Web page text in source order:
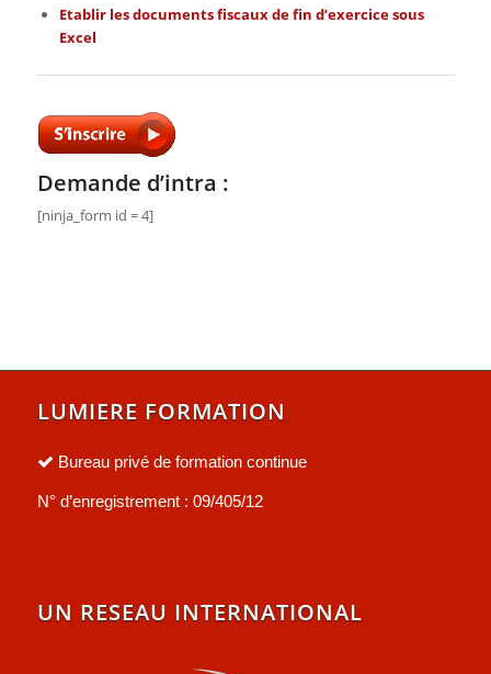
Etablir les documents fiscaux de fin d’exercice sous
Excel
Demande d’intra :
[ninja_form id = 4]
LUMIERE FORMATION
Bureau privé de formation continue
N° d’enregistrement : 09/405/12
UN RESEAU INTERNATIONAL